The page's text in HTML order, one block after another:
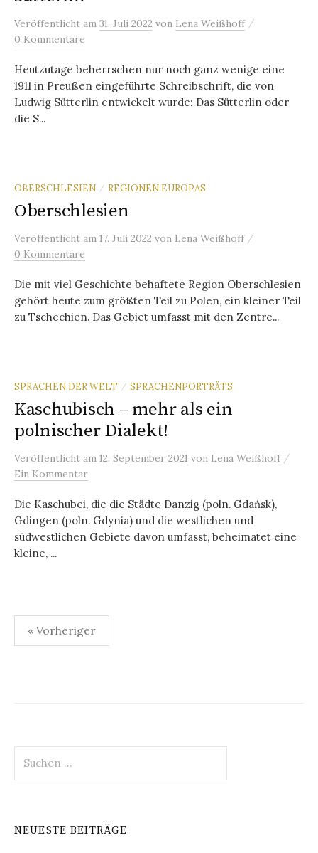
Veröffentlicht am 31. Juli 2022 von Lena Weißhoff /
0 Kommentare
Heutzutage beherrschen nur noch ganz wenige eine
1911 in Preußen eingeführte Schreibschrift, die von
Ludwig Sütterlin entwickelt wurde: Das Sütterlin oder
die S...
OBERSCHLESIEN / REGIONEN EUROPAS
Oberschlesien
Veröffentlicht am 17. Juli 2022 von Lena Weißhoff /
0 Kommentare
Die mit viel Geschichte behaftete Region Oberschlesien
gehört heute zum größten Teil zu Polen, ein kleiner Teil
zu Tschechien. Das Gebiet umfasst mit den Zentre...
SPRACHEN DER WELT / SPRACHENPORTRÄTS
Kaschubisch – mehr als ein
polnischer Dialekt!
Veröffentlicht am 12. September 2021 von Lena Weißhoff /
Ein Kommentar
Die Kaschubei, die die Städte Danzig (poln. Gdańsk),
Gdingen (poln. Gdynia) und die westlichen und
südwestlichen Gebiete davon umfasst, beheimatet eine
kleine, ...
Seitennummerierung
der
« Vorheriger
nach:
NEUESTE BEITRÄGE